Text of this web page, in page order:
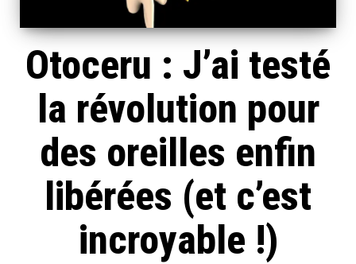
Otoceru : J’ai testé
la révolution pour
des oreilles enfin
libérées (et c’est
incroyable !)